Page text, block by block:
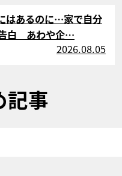
はあるのに…家で自分
白 あわや企…
2026.08.05
記事